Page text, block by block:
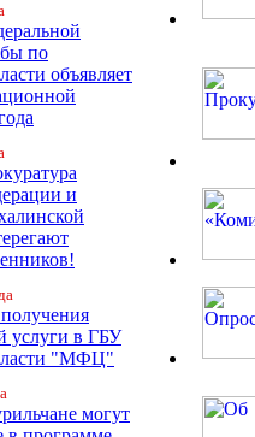
по
объявляет
и
услуги в ГБУ
"МФЦ"
могут